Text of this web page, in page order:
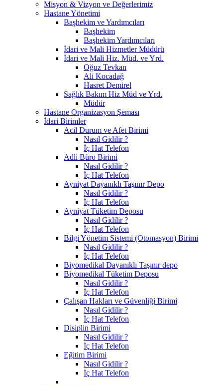
Misyon & Vizyon ve Değerlerimiz
Hastane Yönetimi
Başhekim ve Yardımcıları
Başhekim
Başhekim Yardımcıları
İdari ve Mali Hizmetler Müdürü
İdari ve Mali Hiz. Müd. ve Yrd.
Oğuz Tevkan
Ali Kocadağ
Hasret Demirel
Sağlık Bakım Hiz Müd ve Yrd.
Müdür
Hastane Organizasyon Şeması
İdari Birimler
Acil Durum ve Afet Birimi
Nasıl Gidilir ?
İç Hat Telefon
Adli Büro Birimi
Nasıl Gidilir ?
İç Hat Telefon
Ayniyat Dayanıklı Taşınır Depo
Nasıl Gidilir ?
İç Hat Telefon
Ayniyat Tüketim Deposu
Nasıl Gidilir ?
İç Hat Telefon
Bilgi Yönetim Sistemi (Otomasyon) Birimi
Nasıl Gidilir ?
İç Hat Telefon
Biyomedikal Dayanıklı Taşınır depo
Biyomedikal Tüketim Deposu
Nasıl Gidilir ?
İç Hat Telefon
Çalışan Hakları ve Güvenliği Birimi
Nasıl Gidilir ?
İç Hat Telefon
Disiplin Birimi
Nasıl Gidilir ?
İç Hat Telefon
Eğitim Birimi
Nasıl Gidilir ?
İç Hat Telefon